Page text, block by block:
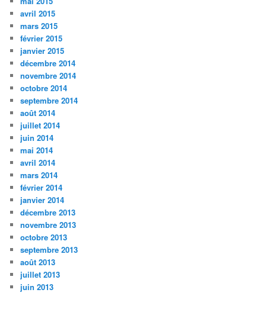
avril 2015
mars 2015
février 2015
janvier 2015
décembre 2014
novembre 2014
octobre 2014
septembre 2014
août 2014
juillet 2014
juin 2014
mai 2014
avril 2014
mars 2014
février 2014
janvier 2014
décembre 2013
novembre 2013
octobre 2013
septembre 2013
août 2013
juillet 2013
juin 2013